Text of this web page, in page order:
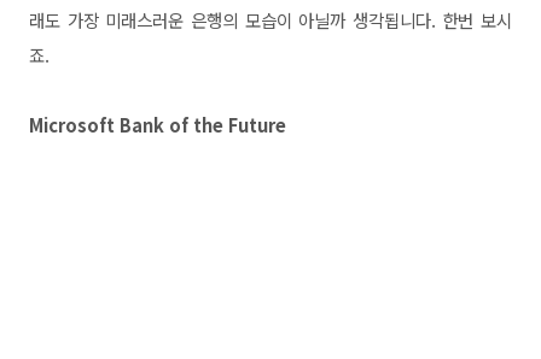
래도 가장 미래스러운 은행의 모습이 아닐까 생각됩니다. 한번 보시
죠.
Microsoft Bank of the Future